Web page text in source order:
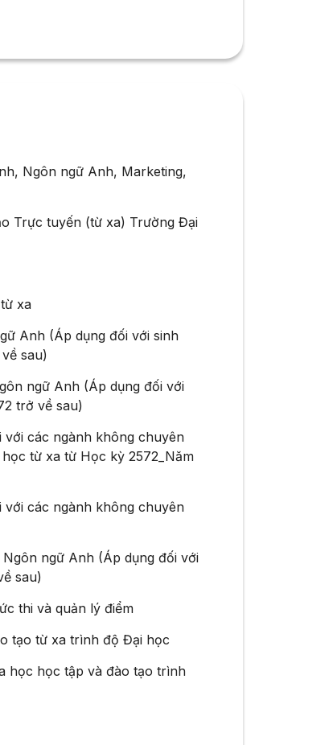
Ngôn ngữ Anh, Marketing,
Trực tuyến (từ xa) Trường Đại
xa
Anh (Áp dụng đối với sinh
sau)
ngữ Anh (Áp dụng đối với
trở về sau)
các ngành không chuyên
từ xa từ Học kỳ 2572_Năm
các ngành không chuyên
ngữ Anh (Áp dụng đối với
sau)
thi và quản lý điểm
tạo từ xa trình độ Đại học
học học tập và đào tạo trình